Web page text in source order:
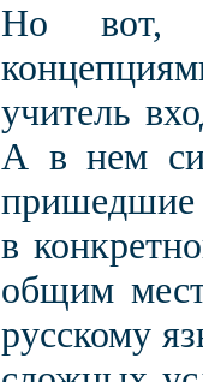
Но вот,
учитель
А в нем
пришедшие
в
общим
русскому